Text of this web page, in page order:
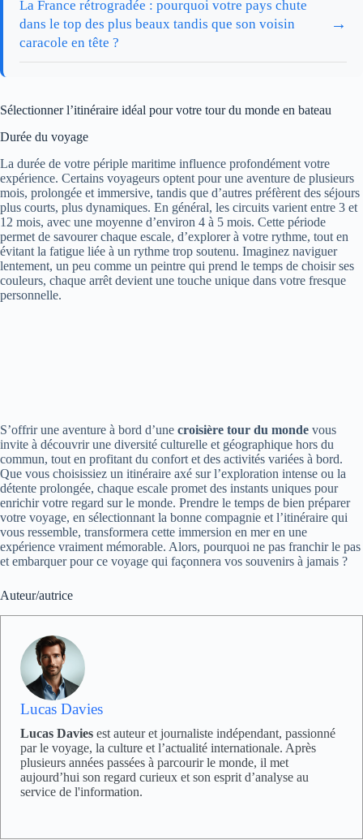
La France rétrogradée : pourquoi votre pays chute
dans le top des plus beaux tandis que son voisin
caracole en tête ?
→
Sélectionner l’itinéraire idéal pour votre tour du monde en bateau
Durée du voyage
La durée de votre périple maritime influence profondément votre
expérience. Certains voyageurs optent pour une aventure de plusieurs
mois, prolongée et immersive, tandis que d’autres préfèrent des séjours
plus courts, plus dynamiques. En général, les circuits varient entre 3 et
12 mois, avec une moyenne d’environ 4 à 5 mois. Cette période
permet de savourer chaque escale, d’explorer à votre rythme, tout en
évitant la fatigue liée à un rythme trop soutenu. Imaginez naviguer
lentement, un peu comme un peintre qui prend le temps de choisir ses
couleurs, chaque arrêt devient une touche unique dans votre fresque
personnelle.
S’offrir une aventure à bord d’une croisière tour du monde vous
invite à découvrir une diversité culturelle et géographique hors du
commun, tout en profitant du confort et des activités variées à bord.
Que vous choisissiez un itinéraire axé sur l’exploration intense ou la
détente prolongée, chaque escale promet des instants uniques pour
enrichir votre regard sur le monde. Prendre le temps de bien préparer
votre voyage, en sélectionnant la bonne compagnie et l’itinéraire qui
vous ressemble, transformera cette immersion en mer en une
expérience vraiment mémorable. Alors, pourquoi ne pas franchir le pas
et embarquer pour ce voyage qui façonnera vos souvenirs à jamais ?
Auteur/autrice
Lucas Davies
Lucas Davies est auteur et journaliste indépendant, passionné
par le voyage, la culture et l’actualité internationale. Après
plusieurs années passées à parcourir le monde, il met
aujourd’hui son regard curieux et son esprit d’analyse au
service de l'information.